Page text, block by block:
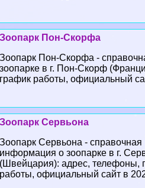
Зоопарк Пон-Скорфа
Зоопарк Пон-Скорфа -
зоопарке в г. Пон-Скорф
график работы, официальный
Зоопарк Сервьона
Зоопарк Сервьона - справочная
информация о зоопарке в г.
(Швейцария): адрес, телефоны,
работы, официальный сайт в